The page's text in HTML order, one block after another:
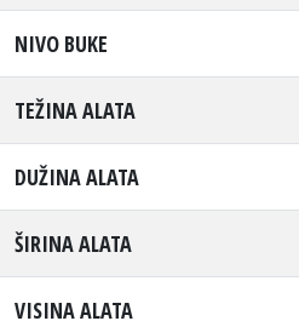
NIVO BUKE
TEŽINA ALATA
DUŽINA ALATA
ŠIRINA ALATA
VISINA ALATA